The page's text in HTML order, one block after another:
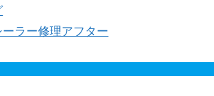
ラー修理アフター